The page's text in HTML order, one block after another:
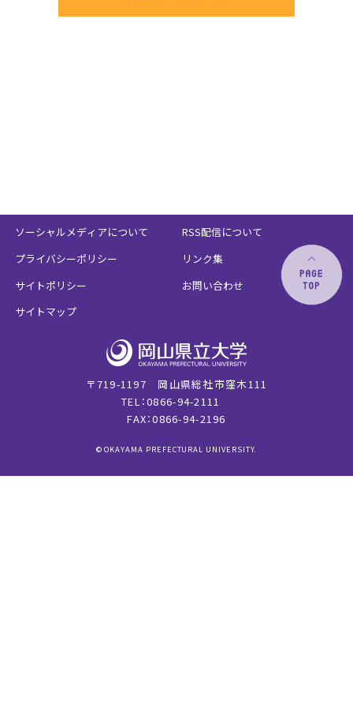
ソーシャルメディアについて
プライバシーポリシー
サイトポリシー
サイトマップ
RSS配信について
リンク集
お問い合わせ
〒719-1197 岡山県総社市窪木111
TEL：0866-94-2111
FAX：0866-94-2196
© OKAYAMA PREFECTURAL UNIVERSITY.